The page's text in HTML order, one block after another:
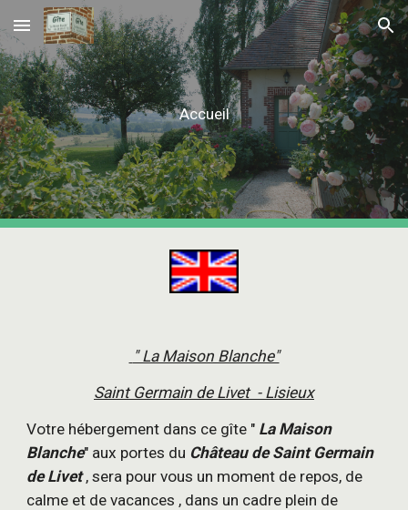
Skip to main content Skip to navigation
Accueil
" La Maison Blanche"
Saint Germain de Livet  - Lisieux
Votre hébergement dans ce gîte " La Maison
Blanche" aux portes du Château de Saint Germain
de Livet , sera pour vous un moment de repos, de
calme et de vacances , dans un cadre plein de